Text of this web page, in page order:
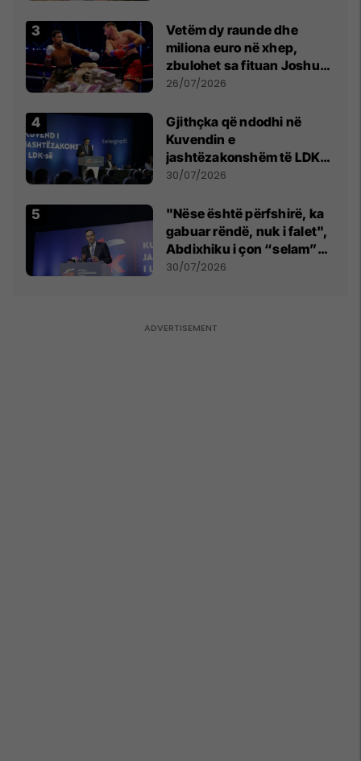
Vetëm dy raunde dhe
miliona euro në xhep,
zbulohet sa fituan Joshua
e Prenga
26/07/2026
Gjithçka që ndodhi në
Kuvendin e
jashtëzakonshëm të LDK-
së
30/07/2026
"Nëse është përfshirë, ka
gabuar rëndë, nuk i falet",
Abdixhiku i çon “selam”
Përparim Ramës
30/07/2026